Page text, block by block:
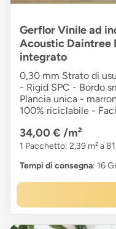
Gerflor Vinile ad
Acoustic Daintree
integrato
0,30 mm Strato di
- Rigid SPC - Bordo
Plancia unica -
100% riciclabile -
34,00 € /m²
1 Pacchetto: 2,39 m² a
Tempi di consegna: 16